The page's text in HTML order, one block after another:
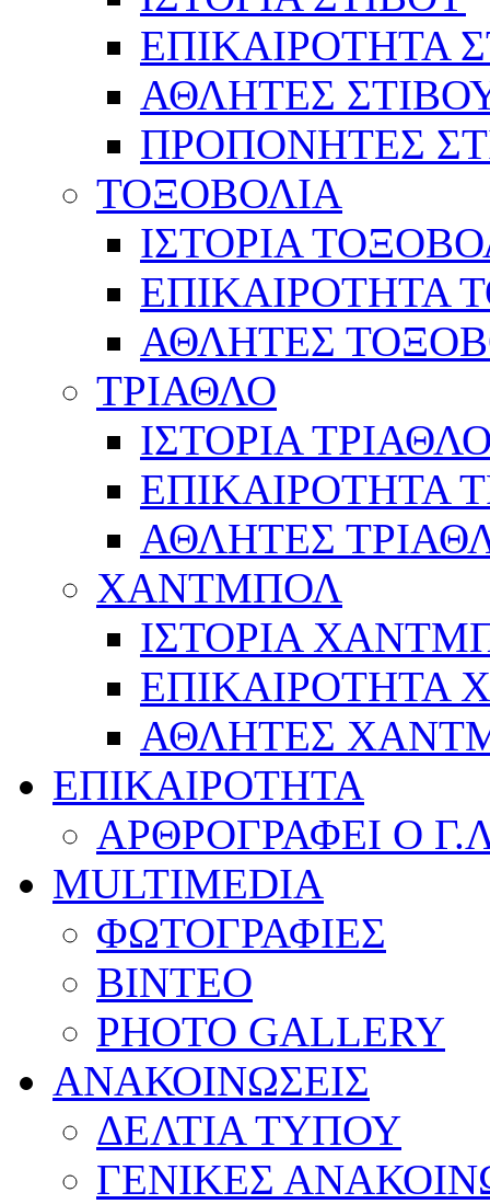
ΕΠΙΚΑΙΡΟΤΗΤΑ
ΑΘΛΗΤΕΣ
ΠΡΟΠΟΝΗΤΕΣ
ΤΟΞΟΒΟΛΙΑ
ΙΣΤΟΡΙΑ
ΕΠΙΚΑΙΡΟΤΗΤΑ
ΑΘΛΗΤΕΣ
ΤΡΙΑΘΛΟ
ΙΣΤΟΡΙΑ
ΕΠΙΚΑΙΡΟΤΗΤΑ
ΑΘΛΗΤΕΣ
ΧΑΝΤΜΠΟΛ
ΙΣΤΟΡΙΑ
ΕΠΙΚΑΙΡΟΤΗΤΑ
ΑΘΛΗΤΕΣ
ΕΠΙΚΑΙΡΟΤΗΤΑ
ΑΡΘΡΟΓΡΑΦΕΙ Ο
MULTIMEDIA
ΦΩΤΟΓΡΑΦΙΕΣ
ΒΙΝΤΕΟ
PHOTO GALLERY
ΑΝΑΚΟΙΝΩΣΕΙΣ
ΔΕΛΤΙΑ ΤΥΠΟΥ
ΓΕΝΙΚΕΣ